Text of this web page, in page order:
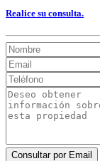
Realice su consulta.
Consultar por Email